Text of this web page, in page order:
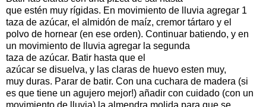
que estén muy rígidas. En movimiento de lluvia agregar 1
taza de azúcar, el almidón de maíz, cremor tártaro y el
polvo de hornear (en ese orden). Continuar batiendo, y en
un movimiento de lluvia agregar la segunda
taza de azúcar. Batir hasta que el
azúcar se disuelva, y las claras de huevo esten muy,
muy duras. Parar de batir. Con una cuchara de madera (si
es que tiene un agujero mejor!) añadir con cuidado (con un
movimiento de lluvia) la almendra molida para que se